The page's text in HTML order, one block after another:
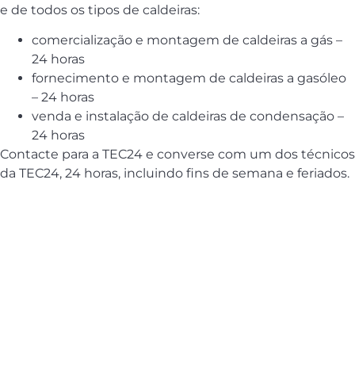
e de todos os tipos de caldeiras:
comercialização e montagem de caldeiras a gás –
24 horas
fornecimento e montagem de caldeiras a gasóleo
– 24 horas
venda e instalação de caldeiras de condensação –
24 horas
Contacte para a TEC24 e converse com um dos técnicos
da TEC24, 24 horas, incluindo fins de semana e feriados.